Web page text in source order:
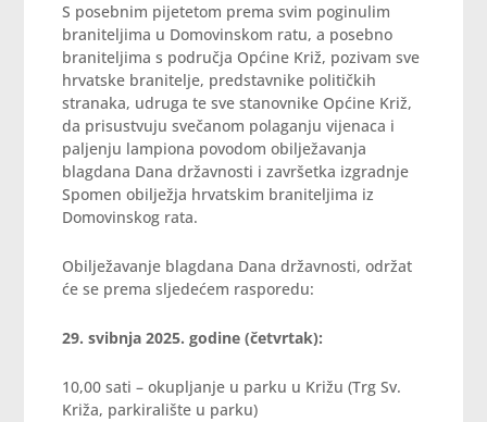
S posebnim pijetetom prema svim poginulim
braniteljima u Domovinskom ratu, a posebno
braniteljima s područja Općine Križ, pozivam sve
hrvatske branitelje, predstavnike političkih
stranaka, udruga te sve stanovnike Općine Križ,
da prisustvuju svečanom polaganju vijenaca i
paljenju lampiona povodom obilježavanja
blagdana Dana državnosti i završetka izgradnje
Spomen obilježja hrvatskim braniteljima iz
Domovinskog rata.
Obilježavanje blagdana Dana državnosti, održat
će se prema sljedećem rasporedu:
29. svibnja 2025. godine (četvrtak):
10,00 sati – okupljanje u parku u Križu (Trg Sv.
Križa, parkiralište u parku)